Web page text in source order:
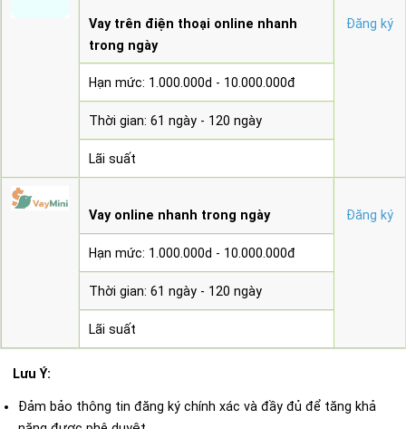
Vay trên điện thoại online nhanh
trong ngày
Đăng ký
Hạn mức: 1.000.000d - 10.000.000đ
Thời gian: 61 ngày - 120 ngày
Lãi suất
Vay online nhanh trong ngày Đăng ký
Hạn mức: 1.000.000d - 10.000.000đ
Thời gian: 61 ngày - 120 ngày
Lãi suất
Lưu Ý:
Đảm bảo thông tin đăng ký chính xác và đầy đủ để tăng khả